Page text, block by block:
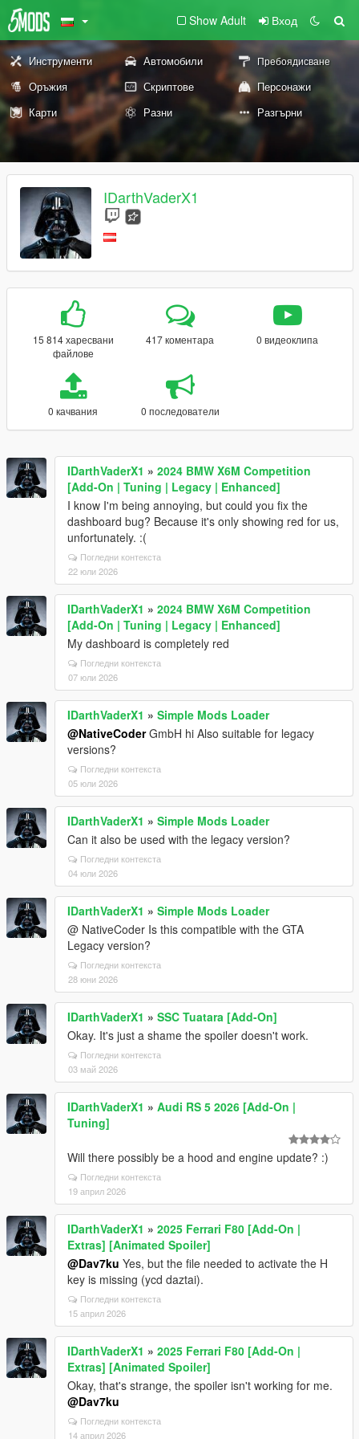
Show Adult Вход
Инструменти Автомобили Пребоядисване
Оръжия Скриптове
Персонажи
Карти
Разни Разгърни
IDarthVaderX1
15 814 харесвани
файлове
417 коментара 0 видеоклипа
0 качвания 0 последователи
IDarthVaderX1 » 2024 BMW X6M Competition
[Add-On | Tuning | Legacy | Enhanced]
I know I'm being annoying, but could you fix the
dashboard bug? Because it's only showing red for us,
unfortunately. :(
Погледни контекста
22 юли 2026
IDarthVaderX1 » 2024 BMW X6M Competition
[Add-On | Tuning | Legacy | Enhanced]
My dashboard is completely red
Погледни контекста
07 юли 2026
IDarthVaderX1 » Simple Mods Loader
@NativeCoderGmbH hi Also suitable for legacy
versions?
Погледни контекста
05 юли 2026
IDarthVaderX1 » Simple Mods Loader
Can it also be used with the legacy version?
Погледни контекста
04 юли 2026
IDarthVaderX1 » Simple Mods Loader
@ NativeCoder Is this compatible with the GTA
Legacy version?
Погледни контекста
28 юни 2026
IDarthVaderX1 » SSC Tuatara [Add-On]
Okay. It's just a shame the spoiler doesn't work.
Погледни контекста
03 май 2026
IDarthVaderX1 » Audi RS 5 2026 [Add-On |
Tuning]
Will there possibly be a hood and engine update? :)
Погледни контекста
19 април 2026
IDarthVaderX1 » 2025 Ferrari F80 [Add-On |
Extras] [Animated Spoiler]
@Dav7ku Yes, but the file needed to activate the H
key is missing (ycd daztai).
Погледни контекста
15 април 2026
IDarthVaderX1 » 2025 Ferrari F80 [Add-On |
Extras] [Animated Spoiler]
Okay, that's strange, the spoiler isn't working for me.
@Dav7ku
Погледни контекста
14 април 2026